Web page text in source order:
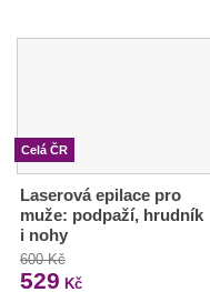
Celá ČR
Laserová epilace pro
muže: podpaží, hrudník
i nohy
600 Kč
529 Kč